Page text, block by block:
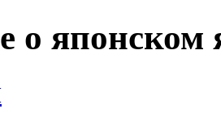
о японском